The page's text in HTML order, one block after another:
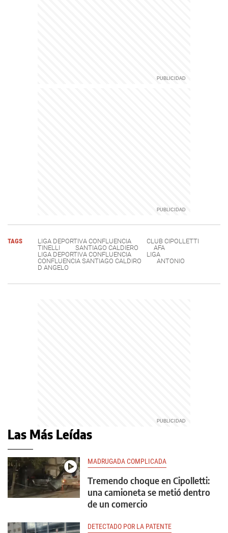
TAGS LIGA DEPORTIVA CONFLUENCIA
CLUB CIPOLLETTI
TINELLI
SANTIAGO CALDIERO
AFA
LIGA DEPORTIVA CONFLUENCIA
LIGA
CONFLUENCIA SANTIAGO CALDIRO
ANTONIO
D ANGELO
Las Más Leídas
MADRUGADA COMPLICADA
Tremendo choque en Cipolletti:
una camioneta se metió dentro
de un comercio
DETECTADO POR LA PATENTE